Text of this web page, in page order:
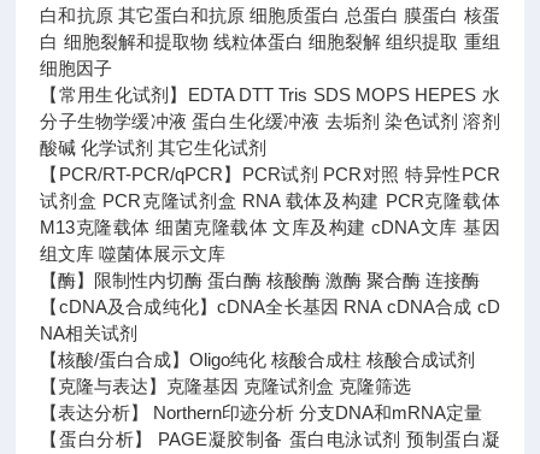
白和抗原 其它蛋白和抗原 细胞质蛋白 总蛋白 膜蛋白 核蛋
白 细胞裂解和提取物 线粒体蛋白 细胞裂解 组织提取 重组
细胞因子
【常用生化试剂】EDTA DTT Tris SDS MOPS HEPES 水
分子生物学缓冲液 蛋白生化缓冲液 去垢剂 染色试剂 溶剂
酸碱 化学试剂 其它生化试剂
【PCR/RT-PCR/qPCR】PCR试剂 PCR对照 特异性PCR
试剂盒 PCR克隆试剂盒 RNA 载体及构建 PCR克隆载体
M13克隆载体 细菌克隆载体 文库及构建 cDNA文库 基因
组文库 噬菌体展示文库
【酶】限制性内切酶 蛋白酶 核酸酶 激酶 聚合酶 连接酶
【cDNA及合成纯化】cDNA全长基因 RNA cDNA合成 cD
NA相关试剂
【核酸/蛋白合成】Oligo纯化 核酸合成柱 核酸合成试剂
【克隆与表达】克隆基因 克隆试剂盒 克隆筛选
【表达分析】 Northern印迹分析 分支DNA和mRNA定量
【蛋白分析】 PAGE凝胶制备 蛋白电泳试剂 预制蛋白凝